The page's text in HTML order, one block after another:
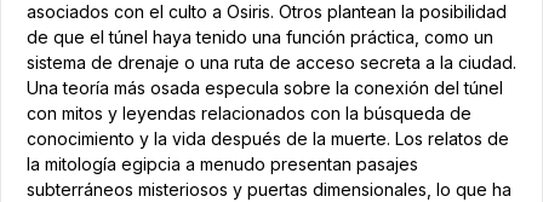
asociados con el culto a Osiris. Otros plantean la posibilidad
de que el túnel haya tenido una función práctica, como un
sistema de drenaje o una ruta de acceso secreta a la ciudad.
Una teoría más osada especula sobre la conexión del túnel
con mitos y leyendas relacionados con la búsqueda de
conocimiento y la vida después de la muerte. Los relatos de
la mitología egipcia a menudo presentan pasajes
subterráneos misteriosos y puertas dimensionales, lo que ha